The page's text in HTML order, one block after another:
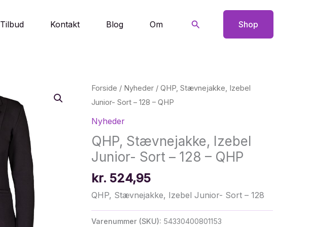
Tilbud Kontakt Blog Om Søg Shop
Forside / Nyheder/ QHP, Stævnejakke, Izebel
Junior- Sort – 128 – QHP
Nyheder
QHP, Stævnejakke, Izebel
Junior- Sort – 128 – QHP
kr. 524,95
QHP, Stævnejakke, Izebel Junior- Sort – 128
Varenummer (SKU): 54330400801153